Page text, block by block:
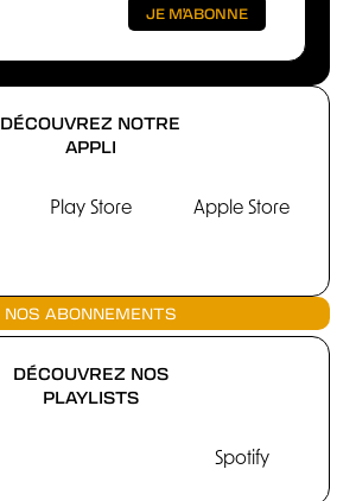
DÉCOUVREZ NOTRE
APPLI
Play Store Apple Store
NOS ABONNEMENTS
DÉCOUVREZ NOS
PLAYLISTS
Spotify